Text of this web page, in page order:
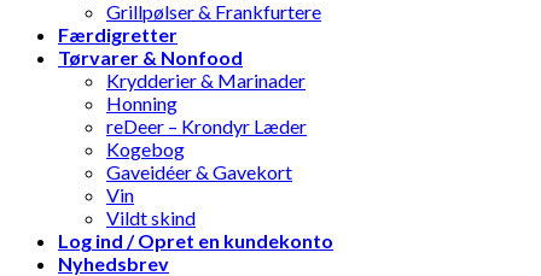
Grillpølser & Frankfurtere
Færdigretter
Tørvarer & Nonfood
Krydderier & Marinader
Honning
reDeer – Krondyr Læder
Kogebog
Gaveidéer & Gavekort
Vin
Vildt skind
Log ind / Opret en kundekonto
Nyhedsbrev